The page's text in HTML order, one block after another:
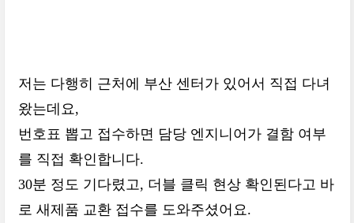
저는 다행히 근처에 부산 센터가 있어서 직접 다녀
왔는데요,
번호표 뽑고 접수하면 담당 엔지니어가 결함 여부
를 직접 확인합니다.
30분 정도 기다렸고, 더블 클릭 현상 확인된다고 바
로 새제품 교환 접수를 도와주셨어요.